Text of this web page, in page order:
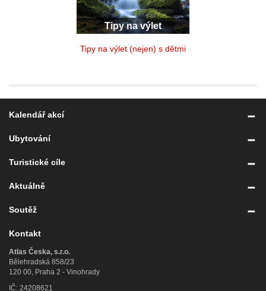
Tipy na výlet
Tipy na výlet (nejen) s dětmi
Kalendář akcí
Ubytování
Turistické cíle
Aktuálně
Soutěž
Kontakt
Atlas Česka, s.r.o.
Bělehradská 858/23
120 00, Praha 2 - Vinohrady
IČ: 24208621